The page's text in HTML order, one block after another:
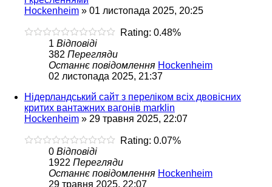
Hockenheim » 01 листопада 2025, 20:25
Rating: 0.48%
1 Відповіді
382 Перегляди
Останнє повідомлення Hockenheim
02 листопада 2025, 21:37
Нідерландський сайт з переліком всіх двовісних
критих вантажних вагонів marklin
Hockenheim » 29 травня 2025, 22:07
Rating: 0.07%
0 Відповіді
1922 Перегляди
Останнє повідомлення Hockenheim
29 травня 2025, 22:07